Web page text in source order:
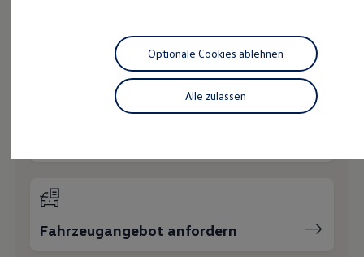
Lifestyle Shop
T-Roc Kollektion
Golf Kollektion
ID. Kollektion
Volkswagen Kollektion
R-Kollektion
Service und Ersatzteile
Inspektion und HU/AU
Ihnen weiterhelfen?
Fahrzeugangebot anfordern
Alle zulassen
Optionale Cookies ablehnen